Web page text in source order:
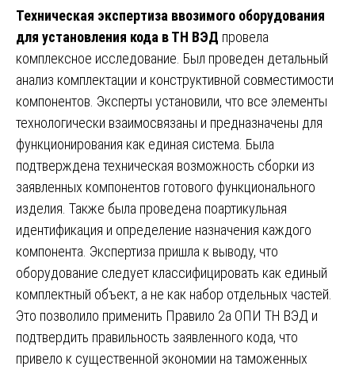
Техническая экспертиза ввозимого оборудования
для установления кода в ТН ВЭД провела
комплексное исследование. Был проведен детальный
анализ комплектации и конструктивной совместимости
компонентов. Эксперты установили, что все элементы
технологически взаимосвязаны и предназначены для
функционирования как единая система. Была
подтверждена техническая возможность сборки из
заявленных компонентов готового функционального
изделия. Также была проведена поартикульная
идентификация и определение назначения каждого
компонента. Экспертиза пришла к выводу, что
оборудование следует классифицировать как единый
комплектный объект, а не как набор отдельных частей.
Это позволило применить Правило 2а ОПИ ТН ВЭД и
подтвердить правильность заявленного кода, что
привело к существенной экономии на таможенных